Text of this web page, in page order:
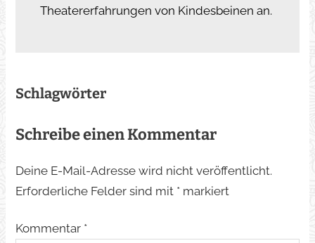
Theatererfahrungen von Kindesbeinen an.
Schlagwörter
Schreibe einen Kommentar
Deine E-Mail-Adresse wird nicht veröffentlicht.
Erforderliche Felder sind mit *markiert
Kommentar *